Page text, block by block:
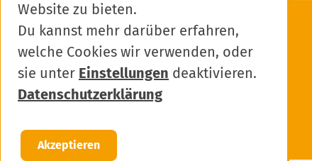
Website zu bieten.
Du kannst mehr darüber erfahren,
welche Cookies wir verwenden, oder
sie unter Einstellungen deaktivieren.
Datenschutzerklärung
Akzeptieren